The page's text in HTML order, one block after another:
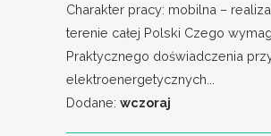
Charakter pracy: mobilna –
terenie całej Polski Czego
Praktycznego doświadczenia
elektroenergetycznych...
Dodane: wczoraj